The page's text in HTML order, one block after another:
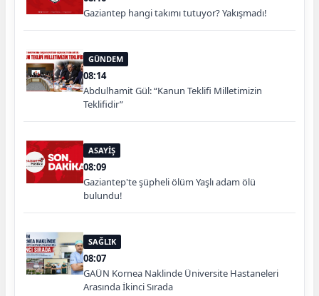
Gaziantep hangi takımı tutuyor? Yakışmadı!
GÜNDEM
08:14
Abdulhamit Gül: “Kanun Teklifi Milletimizin
Teklifidir”
ASAYİŞ
08:09
Gaziantep'te şüpheli ölüm Yaşlı adam ölü
bulundu!
SAĞLIK
08:07
GAÜN Kornea Naklinde Üniversite Hastaneleri
Arasında İkinci Sırada